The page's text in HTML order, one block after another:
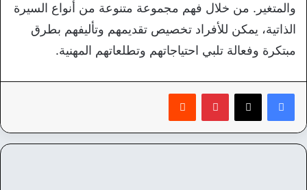
والمتغير. من خلال فهم مجموعة متنوعة من أنواع السيرة
الذاتية، يمكن للأفراد تخصيص تقديمهم وتأليفهم بطرق
مبتكرة وفعالة تلبي احتياجاتهم وتطلعاتهم المهنية.
بينتيريست